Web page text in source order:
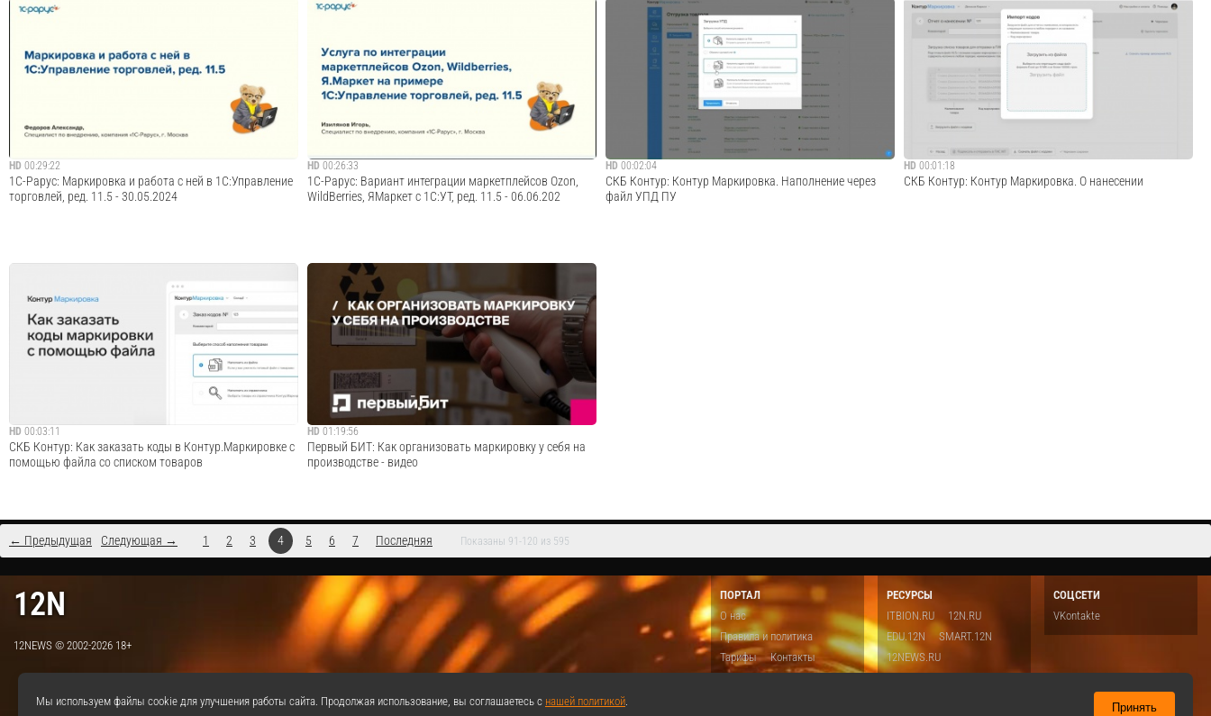
задачи решает данное приложение для инфокиосков и
прайс-чекеров, как попробовать бесплатно, как
выполняется установка и работа с ПО. А также найдете
использовать облачную кассу 1:13 Что из себя
представляет облачная касса 2:11 Вспомним базу про
фискальный накопитель и ОФД 4:57 Аренда облачной
кассы 6:53 Кассы платёжных агентов 8:30 Итого...
Показали, как настроить разрешительный режим
маркировки в кассе по шагам. Разобрали порядок
действий для настройки кассового оборудования и
фискальных накопителей, а также рассмотрели примеры
работы с кодами маркировки.Скачать подробную инс...
Cмотреть видео
Напоминаем, что с 15 января 2024 — маркировка на
производстве всех видов упаковки (алюминиевые банки,
стекло, ПЭТ и тд) обязательна. Розница с этой же даты
подает сведения в Честный знак при подключении кеги
к оборудованию для розлива...
Cмотреть видео
HD 00:29:22
1С-Рарус: Маркировка и работа с ней в 1С:Управление
торговлей, ред. 11.5 - 30.05.2024
Запись вебинара от 30 мая 2024 года на тему
"Маркировка и работа с ней в 1С:Управление торговлей,
ред. 11.5".Программа вебинара: Маркировка товаров:
зачем она нужна? Маркируемые товары.
Информационная система ЕГАИС. Интеграция 1С:Уп...
HD 00:26:33
1С-Рарус: Вариант интеграции маркетплейсов Ozon,
WildBerries, ЯМаркет с 1С:УТ, ред. 11.5 - 06.06.202
Запись вебинара от 6 июня 2024 года на тему "Вариант
интеграции маркетплейсов Ozon, WildBerries, ЯМаркет с
1С:Управление торговлей, ред. 11.5". Программа
вебинара: Что такое маркетплейсы. - Виды
маркетплейсов: Ozon, WB, Yandex.Market. ...
HD 00:02:04
СКБ Контур: Контур Маркировка. Наполнение через
файл УПД ПУ
HD 00:01:18
СКБ Контур: Контур Маркировка. О нанесении
HD 00:03:11
СКБ Контур: Как заказать коды в Контур.Маркировке с
помощью файла со списком товаров
товаров.Поэтапно рассказываем о действиях в сервисе
на примере товарной группы «Обувь». Заказ кодов с
Cмотреть видео
HD 01:19:56
Первый БИТ: Как организовать маркировку у себя на
производстве - видео
промышленной маркировки Екатерина Никитина,
ведущий менеджер по работе с ключевыми
клиентамиТаймкоды: 00:00:00 Приветствие спикеров и
знакомство с компанией 00:01:43 Действующие э...
Cмотреть видео
← Предыдущая Следующая → 1 2 3 4 5 6 7 Последняя Показаны 91-120 из 595
12N
12NEWS © 2002-2026 18+
ПОРТАЛ
О нас
Правила и политика
Тарифы
Контакты
РЕСУРСЫ
ITBION.RU
12N.RU
EDU.12N
SMART.12N
12NEWS.RU
СОЦСЕТИ
VKontakte
Мы используем файлы cookie для улучшения работы сайта. Продолжая использование, вы соглашаетесь с нашей политикой. Принять